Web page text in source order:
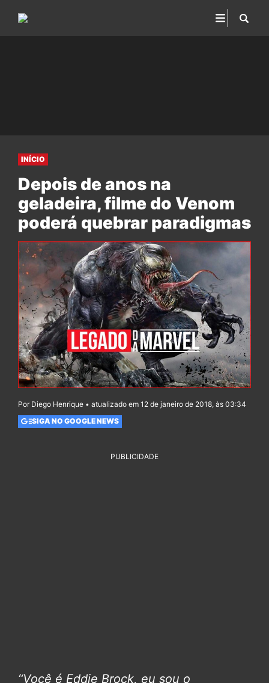
INÍCIO
Depois de anos na
geladeira, filme do Venom
poderá quebrar paradigmas
Por Diego Henrique • atualizado em 12 de janeiro de 2018, às 03:34
SIGA NO GOOGLE NEWS
PUBLICIDADE
‘‘Você é Eddie Brock, eu sou o